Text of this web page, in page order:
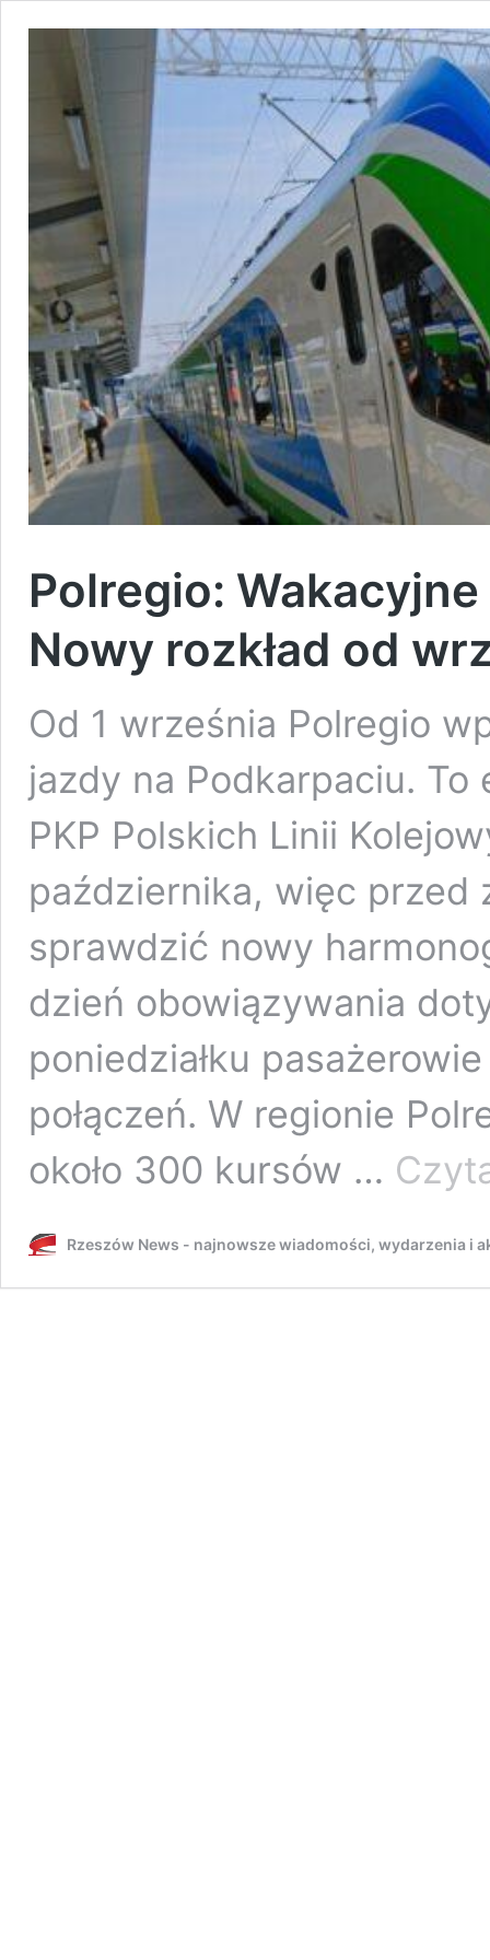
Polregio:
Nowy rozkład od
Od 1 września Polregio
jazdy na Podkarpaciu.
PKP Polskich Linii
października, więc przed
sprawdzić nowy
dzień obowiązywania
poniedziałku
połączeń. W regionie
około 300 kursów …
Rzeszów News - najnowsze wiadomości, wydarzenia i